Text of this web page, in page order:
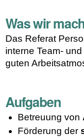
Was wir
Das Referat
interne Team-
guten
Aufgaben
Betreuung von
Förderung der